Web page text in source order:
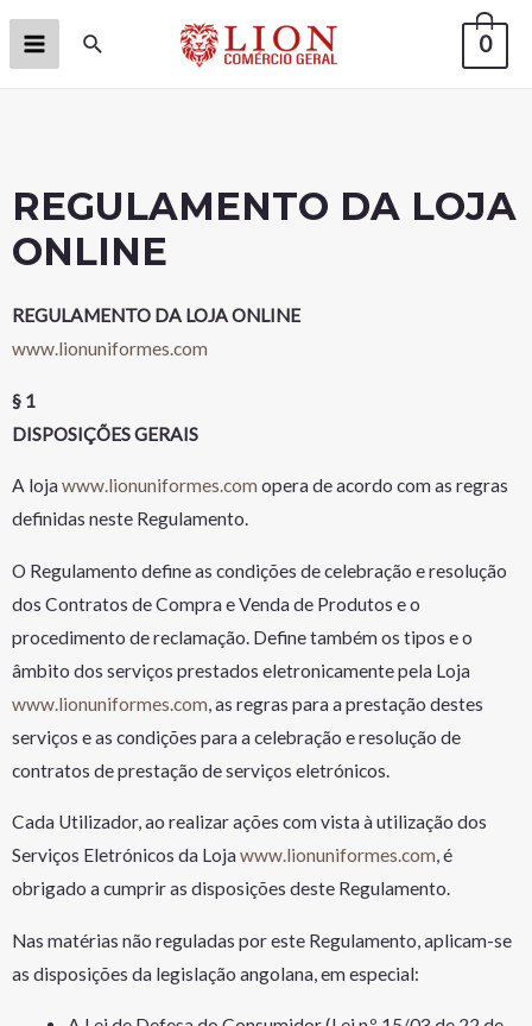
0
REGULAMENTO DA LOJA
ONLINE
REGULAMENTO DA LOJA ONLINE
www.lionuniformes.com
§ 1
DISPOSIÇÕES GERAIS
A loja www.lionuniformes.com opera de acordo com as regras
definidas neste Regulamento.
O Regulamento define as condições de celebração e resolução
dos Contratos de Compra e Venda de Produtos e o
procedimento de reclamação. Define também os tipos e o
âmbito dos serviços prestados eletronicamente pela Loja
www.lionuniformes.com, as regras para a prestação destes
serviços e as condições para a celebração e resolução de
contratos de prestação de serviços eletrónicos.
Cada Utilizador, ao realizar ações com vista à utilização dos
Serviços Eletrónicos da Loja www.lionuniformes.com, é
obrigado a cumprir as disposições deste Regulamento.
Nas matérias não reguladas por este Regulamento, aplicam-se
as disposições da legislação angolana, em especial: